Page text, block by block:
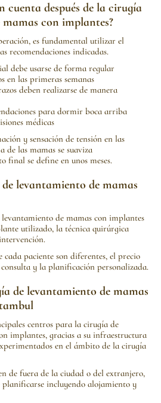
cuenta después de la cirugía
con implantes?
es fundamental utilizar el
recomendaciones indicadas.
debe usarse de forma regular
en las primeras semanas
deben realizarse de manera
para dormir boca arriba
médicas
y sensación de tensión en las
de las mamas se suaviza
final se define en unos meses.
levantamiento de mamas
de mamas con implantes
utilizado, la técnica quirúrgica
cada paciente son diferentes, el precio
y la planificación personalizada.
de levantamiento de mamas
centros para la cirugía de
implantes, gracias a su infraestructura
en el ámbito de la cirugía
de fuera de la ciudad o del extranjero,
planificarse incluyendo alojamiento y